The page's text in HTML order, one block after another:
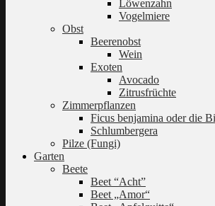
Löwenzahn
Vogelmiere
Obst
Beerenobst
Wein
Exoten
Avocado
Zitrusfrüchte
Zimmerpflanzen
Ficus benjamina oder die
Schlumbergera
Pilze (Fungi)
Garten
Beete
Beet “Acht”
Beet „Amor“